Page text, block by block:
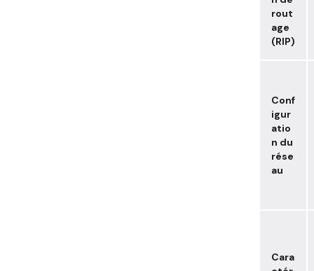
rout
age
(RIP)
Conf
igur
atio
n du
rése
au
Cara